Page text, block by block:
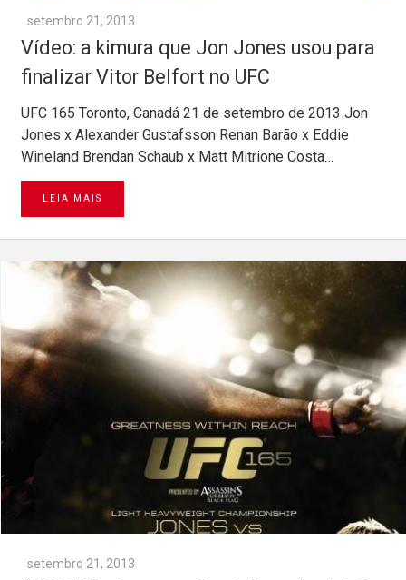
setembro 21, 2013
Vídeo: a kimura que Jon Jones usou para
finalizar Vitor Belfort no UFC
UFC 165 Toronto, Canadá 21 de setembro de 2013 Jon
Jones x Alexander Gustafsson Renan Barão x Eddie
Wineland Brendan Schaub x Matt Mitrione Costa…
LEIA MAIS
setembro 21, 2013